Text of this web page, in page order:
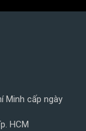
Minh cấp ngày
HCM